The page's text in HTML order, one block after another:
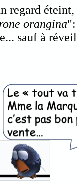
regard éteint,
orangina":
sauf à